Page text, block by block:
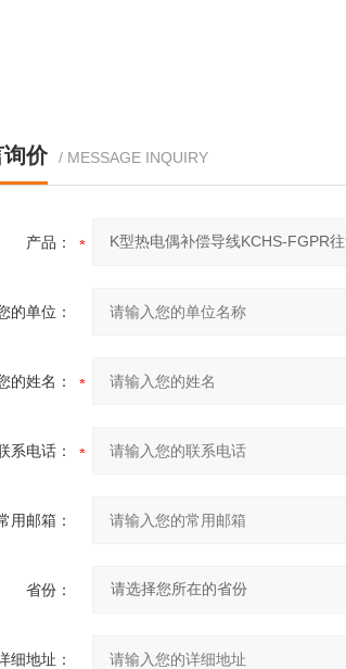
价 / MESSAGE INQUIRY
产品：
的单位：
的姓名：
系电话：
用邮箱：
省份：
细地址：